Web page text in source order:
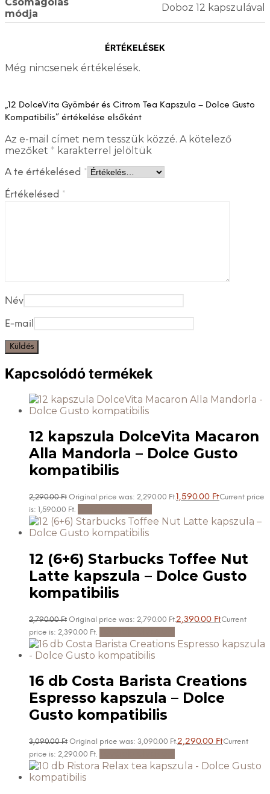
módja
Doboz 12 kapszulával
ÉRTÉKELÉSEK
Még nincsenek értékelések.
„12 DolceVita Gyömbér és Citrom Tea Kapszula – Dolce Gusto
Kompatibilis” értékelése elsőként
Az e-mail címet nem tesszük közzé. A kötelező
mezőket * karakterrel jelöltük
A te értékelésed *
Értékelésed *
Név
E-mail
Kapcsolódó termékek
12 kapszula DolceVita Macaron
Alla Mandorla – Dolce Gusto
kompatibilis
2,290.00Ft Original price was: 2,290.00 Ft.1,590.00 FtCurrent price
is: 1,590.00 Ft.
12 (6+6) Starbucks Toffee Nut
Latte kapszula – Dolce Gusto
kompatibilis
2,790.00Ft Original price was: 2,790.00 Ft.2,390.00 FtCurrent
price is: 2,390.00 Ft.
16 db Costa Barista Creations
Espresso kapszula – Dolce
Gusto kompatibilis
3,090.00Ft Original price was: 3,090.00 Ft.2,290.00 FtCurrent
price is: 2,290.00 Ft.